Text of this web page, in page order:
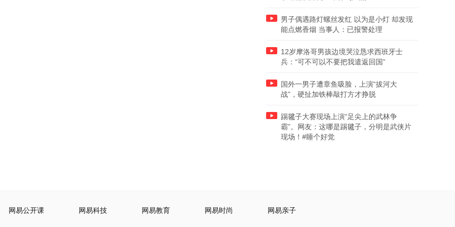
男子偶遇路灯螺丝发红 以为是小灯 却发现
能点燃香烟 当事人：已报警处理
12岁摩洛哥男孩边境哭泣恳求西班牙士
兵：“可不可以不要把我遣返回国”
国外一男子遭章鱼吸脸，上演“拔河大
战”，硬扯加铁棒敲打方才挣脱
踢毽子大赛现场上演“足尖上的武林争
霸”。网友：这哪是踢毽子，分明是武侠片
现场！#睡个好觉
网易公开课 网易科技 网易教育 网易时尚 网易亲子